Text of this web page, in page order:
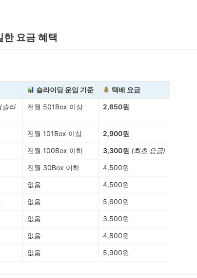
요금 혜택
슬라이딩 운임 기준 택배 요금
(슬라
전월 501Box 이상 2,650원
전월 101Box 이상 2,900원
전월 100Box 이하 3,300원 (최초 요금)
전월 30Box 이하 4,500원
없음 4,500원
없음 5,600원
없음 3,500원
없음 4,800원
없음 5,900원